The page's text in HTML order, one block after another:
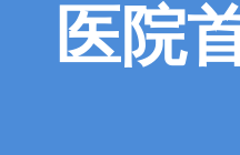
医院